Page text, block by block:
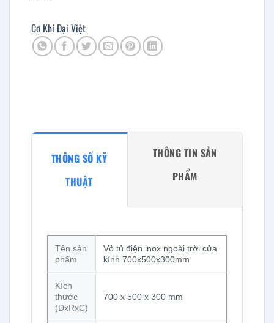
Cơ Khí Đại Việt
THÔNG SỐ KỸ
THUẬT
THÔNG TIN SẢN
PHẨM
Tên sản
phẩm
Vỏ tủ điện inox ngoài trời cửa
kính 700x500x300mm
Kích
thước
(DxRxC)
700 x 500 x 300 mm